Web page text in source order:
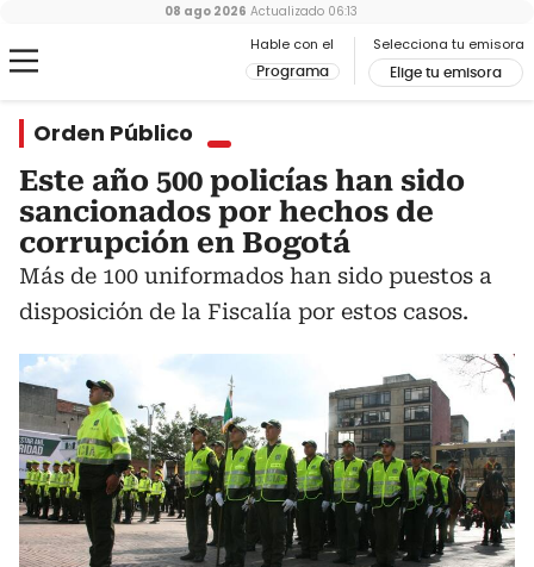
Hable con el
Programa
Selecciona tu emisora
Elige tu emisora
08 ago 2026 Actualizado 06:13
Orden Público
Este año 500 policías han sido
sancionados por hechos de
corrupción en Bogotá
Más de 100 uniformados han sido puestos a
disposición de la Fiscalía por estos casos.